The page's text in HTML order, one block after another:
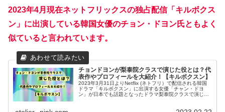
2023年4月現在ネットフリックスの独占配信「キルボクス
ン」に出演している韓国女優のチョン・ドヨン氏ともよく
似ていると言われています。
チョンドヨンが梨泰院クラスで演じた役とは？代
表作やプロフィールを大紹介！【キルボクスン】
2023年3月31日よりNetflix (ネトフリ）で配信される韓国
ドラマ「キルボクスン」に出演する女優「チャン・ドヨ
ン」が日本でも話題となったドラマ梨泰院クラスで演じて